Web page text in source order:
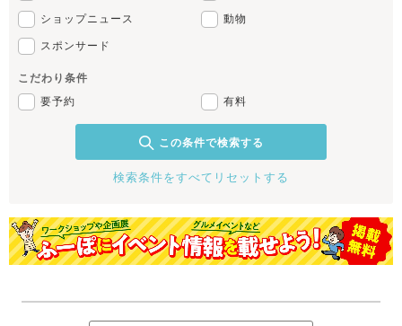
ショップニュース 動物
スポンサード
こだわり条件
要予約
有料
この条件で検索する
検索条件をすべてリセットする